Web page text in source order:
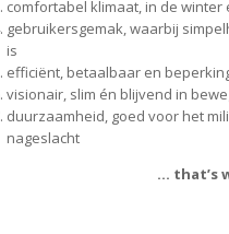
comfortabel klimaat, in de winter
gebruikersgemak, waarbij
is
efficiënt, betaalbaar en
visionair, slim én blijvend in
duurzaamheid, goed voor het
nageslacht
… that’s